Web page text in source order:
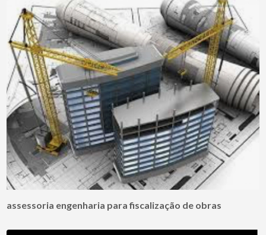
assessoria engenharia para fiscalização de obras